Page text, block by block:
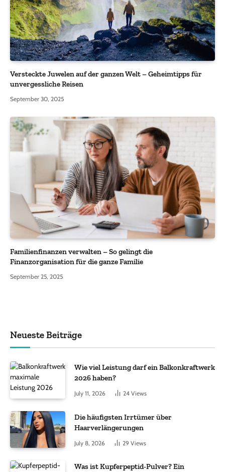
Versteckte Juwelen auf der ganzen Welt – Geheimtipps für
unvergessliche Reisen
September 30, 2025
Familienfinanzen verwalten – So gelingt die
Finanzorganisation für die ganze Familie
September 25, 2025
Neueste Beiträge
Wie viel Leistung darf ein Balkonkraftwerk
2026 haben?
July 11, 2026 24 Views
Die häufigsten Irrtümer über
Haarverlängerungen
July 8, 2026 29 Views
Was ist Kupferpeptid-Pulver? Ein